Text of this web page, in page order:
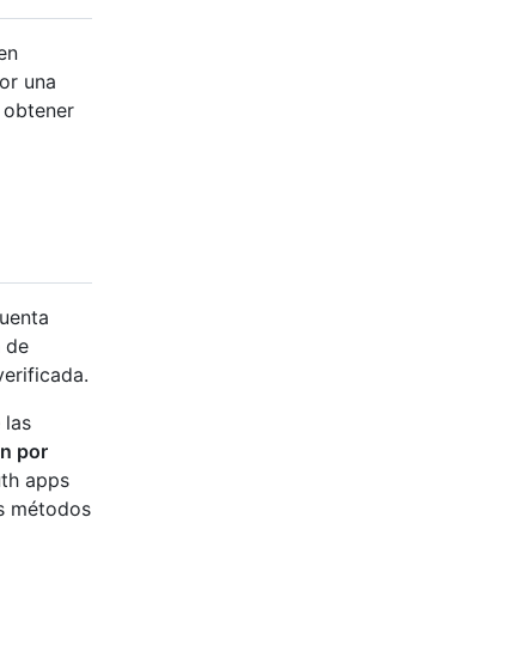
una
de
las
por
apps
métodos